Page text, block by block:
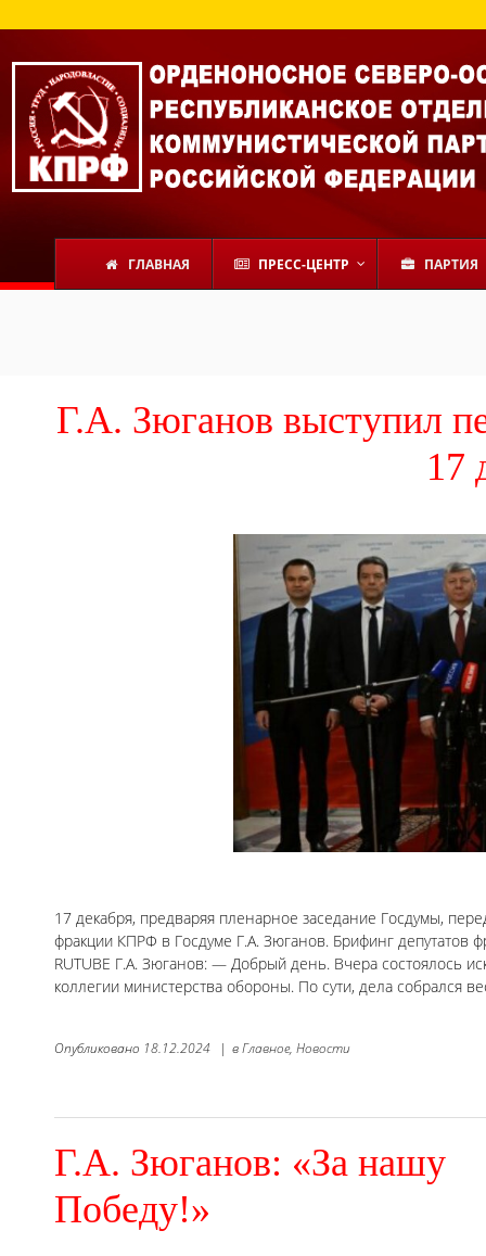
ГЛАВНАЯ ПРЕСС-ЦЕНТР ПАРТИЯ
Г.А. Зюганов выступил
17
17 декабря, предваряя пленарное заседание Госдумы,
фракции КПРФ в Госдуме Г.А. Зюганов. Брифинг
RUTUBE Г.А. Зюганов: — Добрый день. Вчера состоялось
коллегии министерства обороны. По сути, дела собрался
Опубликовано 18.12.2024 | вГлавное, Новости
Г.А. Зюганов: «За нашу
Победу!»